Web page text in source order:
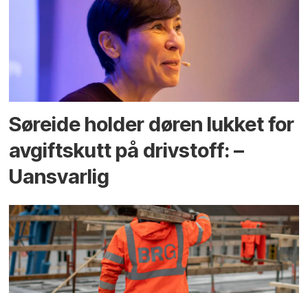
Søreide holder døren lukket for
avgiftskutt på drivstoff: –
Uansvarlig